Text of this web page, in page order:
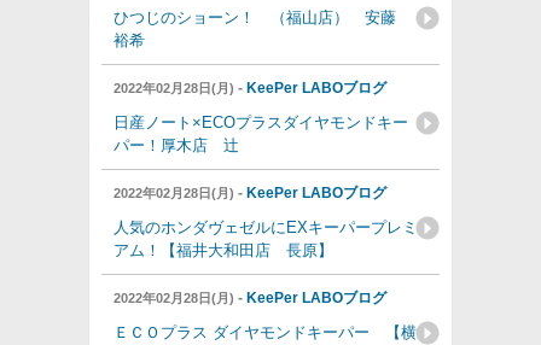
ひつじのショーン！ （福山店） 安藤
裕希
2022年02月28日(月) - KeePer LABOブログ
日産ノート×ECOプラスダイヤモンドキー
パー！厚木店 辻
2022年02月28日(月) - KeePer LABOブログ
人気のホンダヴェゼルにEXキーパープレミ
アム！【福井大和田店 長原】
2022年02月28日(月) - KeePer LABOブログ
ＥＣＯプラス ダイヤモンドキーパー 【横